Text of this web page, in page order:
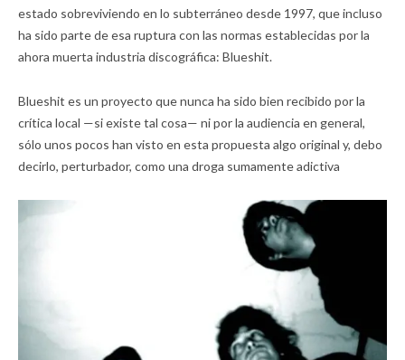
estado sobreviviendo en lo subterráneo desde 1997, que incluso
ha sido parte de esa ruptura con las normas establecidas por la
ahora muerta industria discográfica: Blueshit.
Blueshit es un proyecto que nunca ha sido bien recibido por la
crítica local —si existe tal cosa— ni por la audiencia en general,
sólo unos pocos han visto en esta propuesta algo original y, debo
decirlo, perturbador, como una droga sumamente adictiva